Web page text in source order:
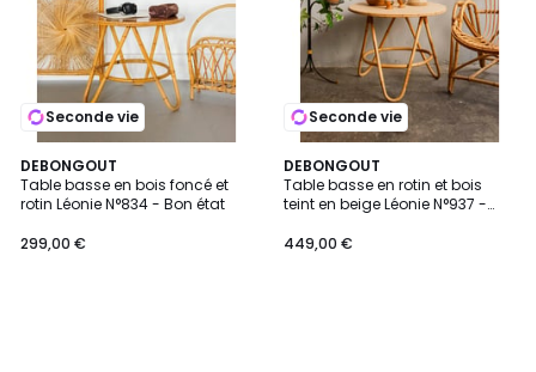
Seconde vie
DEBONGOUT
Table basse en bois foncé et
rotin Léonie N°834 - Bon état
299,00 €
Seconde vie
DEBONGOUT
Table basse en rotin et bois
teint en beige Léonie N°937 -
449,00 €